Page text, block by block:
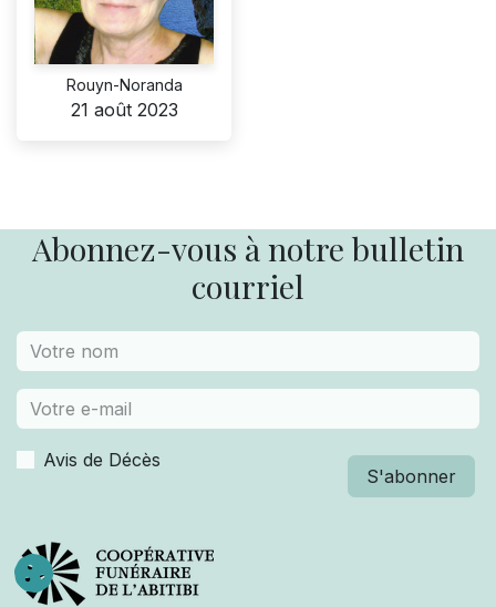
Rouyn-Noranda
21 août 2023
Abonnez-vous à notre bulletin
courriel
Avis de Décès
S'abonner